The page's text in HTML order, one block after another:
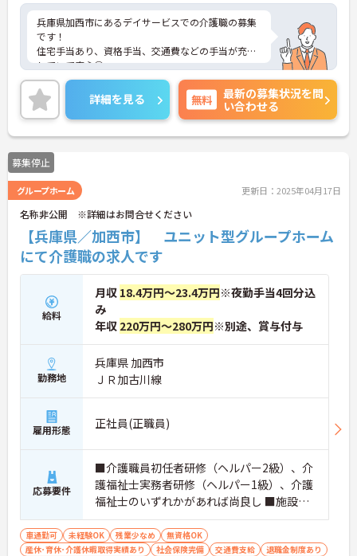
兵庫県加西市にあるデイサービスでの介護職の募集
です！
住宅手当あり、資格手当、交通費などの手当が充実
していて安心◎
定年制度は65歳で、再雇用制度を利用し70歳までの
勤務も可能です☆
ご興味のある方には、面接対策ポイントなど、さら
に詳細をお話しいたしますのでお気軽にご相談くだ
さい！
詳細を見る 無料
最新の募集状況を問
い合わせる
募集停止
グループホーム 更新日：2025年04月17日
名称非公開 ※詳細はお問合せください
【兵庫県／加西市】 ユニット型グループホーム
にて介護職の求人です
給料
月収 18.4万円～23.4万円※夜勤手当4回分込
み
年収 220万円～280万円※別途、賞与付与
勤務地
兵庫県 加西市
ＪＲ加古川線
雇用形態 正社員(正職員)
応募要件
■介護職員初任者研修（ヘルパー2級）、介
護福祉士実務者研修（ヘルパー1級）、介護
福祉士のいずれかがあれば尚良し ■施設で
の介護経験があれば尚良し ※無資格・未経
験相談可
車通勤可 未経験OK 残業少なめ
無資格OK
産休･育休･介護休暇取得実績あり
社会保険完備 交通費支給 退職金制度あり